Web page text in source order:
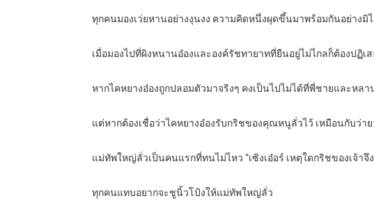
ทุกคนมองเว่ยหานอย่างงุนงง ความคิดหนึ่งผุดขึ้นมาพร้อมกันอย่าง
เมื่อมองไปที่ผิงหนานอ๋องและองค์รัชทายาทที่ยืนอยู่ไม่ไกลก็ต้องปฏิเ
หากไคหยางอ๋องถูกปลอมตัวมาจริงๆ คงเป็นไปไม่ได้ที่พี่ชายและหลา
แต่หากต้องเชื่อว่าไคหยางอ๋องรับกริชของคุณหนูลั่วไว้ เหมือนกับว่าย
แม่ทัพใหญ่ลั่วเป็นคนแรกที่ทนไม่ไหว “เซิงเอ๋อร์ เหตุใดกริชของเจ้าจึ
ทุกคนแทบอยากจะชูนิ้วโป้งให้แม่ทัพใหญ่ลั่ว